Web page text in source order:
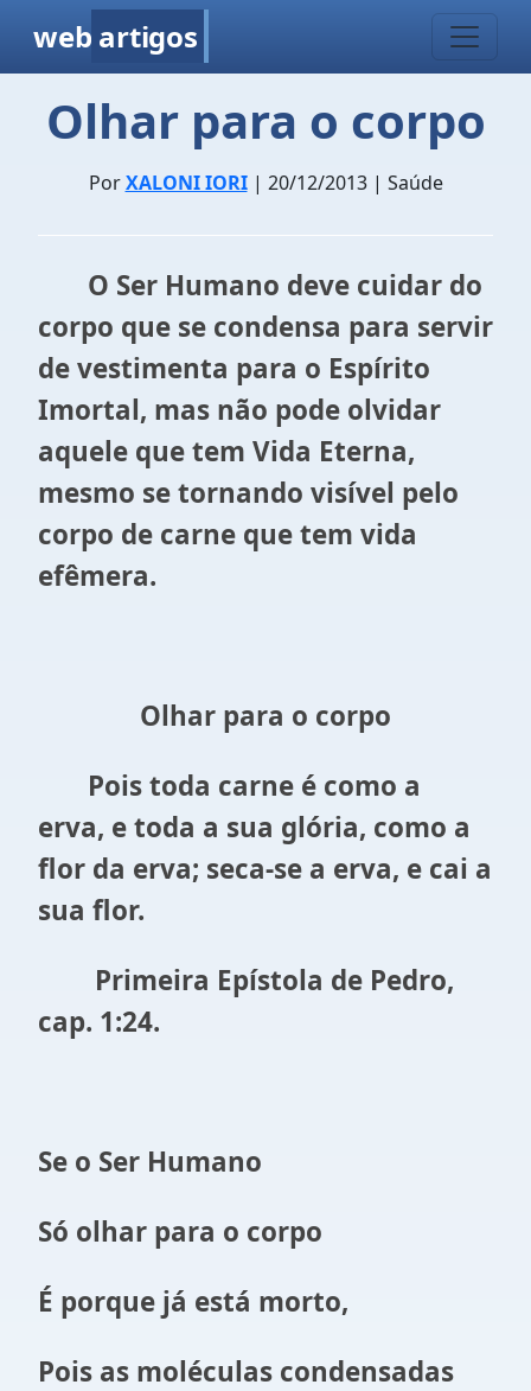
web artigos
Olhar para o corpo
PorXALONI IORI| 20/12/2013 | Saúde
O Ser Humano deve cuidar do
corpo que se condensa para servir
de vestimenta para o Espírito
Imortal, mas não pode olvidar
aquele que tem Vida Eterna,
mesmo se tornando visível pelo
corpo de carne que tem vida
efêmera.
Olhar para o corpo
Pois toda carne é como a
erva, e toda a sua glória, como a
flor da erva; seca-se a erva, e cai a
sua flor.
Primeira Epístola de Pedro,
cap. 1:24.
Se o Ser Humano
Só olhar para o corpo
É porque já está morto,
Pois as moléculas condensadas